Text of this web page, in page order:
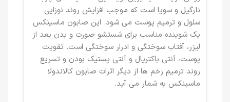
نارگیل و سویا است که موجب افزایش روند نوزایی
سلول و ترمیم پوست می شود. این صابون ماسینکس
یک شوینده مناسب برای شستشو صورت و بدن بعد از
لیزر، آفتاب سوختگی و ادرار سوختگی است. تقویت
پوست، آنتی باکتریال و آنتی پستیک بودن و تسریع
روند ترمیم زخم ها از دیگر اثرات صابون کالاندولا
ماسینکس به شمار می آید.